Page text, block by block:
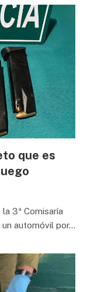
que es
3ª Comisaría
automóvil por…